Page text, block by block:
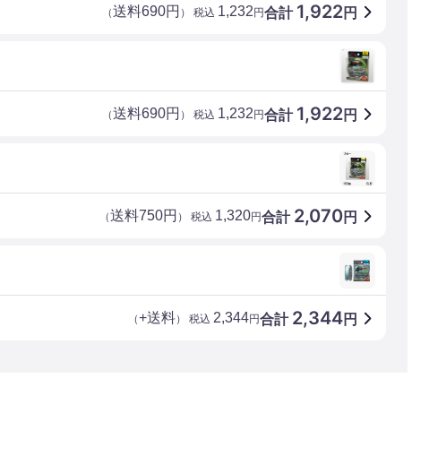
合計 1,922円
（送料690円 ） 税込 1,232円
合計 1,922円
（送料690円 ） 税込 1,232円
合計 2,070円
（送料750円 ） 税込 1,320円
合計 2,344円
（+送料） 税込 2,344円